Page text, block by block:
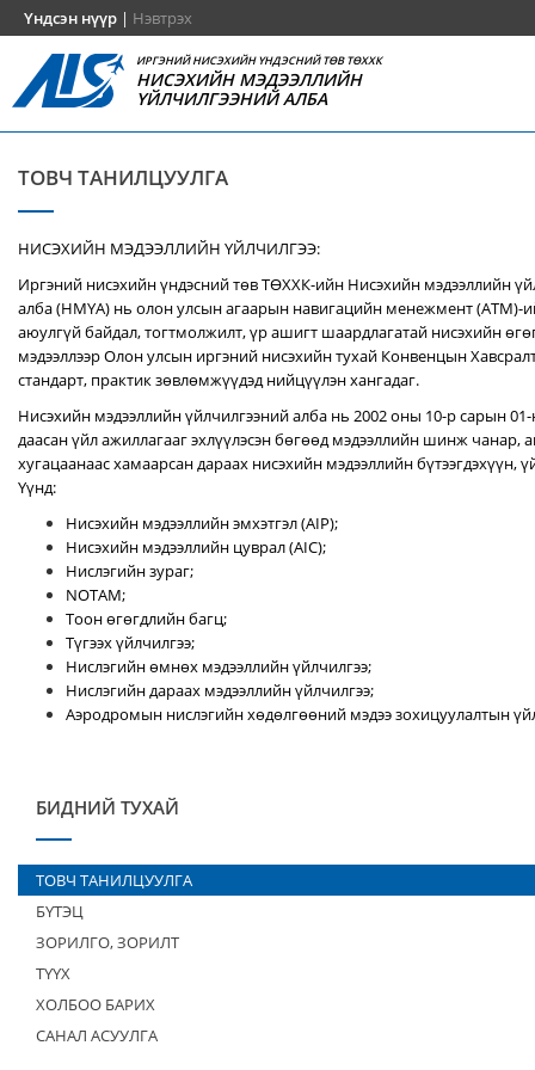
Үндсэн нүүр | Нэвтрэх
ИРГЭНИЙ НИСЭХИЙН ҮНДЭСНИЙ ТӨВ ТӨХХК
НИСЭХИЙН МЭДЭЭЛЛИЙН
ҮЙЛЧИЛГЭЭНИЙ АЛБА
ТОВЧ ТАНИЛЦУУЛГА
НИСЭХИЙН МЭДЭЭЛЛИЙН ҮЙЛЧИЛГЭЭ:
Иргэний нисэхийн үндэсний төв ТӨХХК-ийн Нисэхийн мэдээллийн
алба (НМҮА) нь олон улсын агаарын навигацийн менежмент (ATM)-
аюулгүй байдал, тогтмолжилт, үр ашигт шаардлагатай нисэхийн
мэдээллээр Олон улсын иргэний нисэхийн тухай Конвенцын
стандарт, практик зөвлөмжүүдэд нийцүүлэн хангадаг.
Нисэхийн мэдээллийн үйлчилгээний алба нь 2002 оны 10-р сарын
даасан үйл ажиллагааг эхлүүлэсэн бөгөөд мэдээллийн шинж чанар,
хугацаанаас хамаарсан дараах нисэхийн мэдээллийн бүтээгдэхүүн,
Үүнд:
Нисэхийн мэдээллийн эмхэтгэл (AIP);
Нисэхийн мэдээллийн цуврал (AIC);
Нислэгийн зураг;
NOTAM;
Тоон өгөгдлийн багц;
Түгээх үйлчилгээ;
Нислэгийн өмнөх мэдээллийн үйлчилгээ;
Нислэгийн дараах мэдээллийн үйлчилгээ;
Аэродромын нислэгийн хөдөлгөөний мэдээ зохицуулалтын
БИДНИЙ ТУХАЙ
ТОВЧ ТАНИЛЦУУЛГА
БҮТЭЦ
ЗОРИЛГО, ЗОРИЛТ
ТҮҮХ
ХОЛБОО БАРИХ
САНАЛ АСУУЛГА